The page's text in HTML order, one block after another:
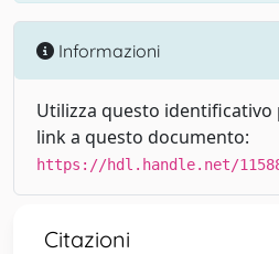
Informazioni
Utilizza questo
link a questo documento:
https://hdl.handle.net/
Citazioni